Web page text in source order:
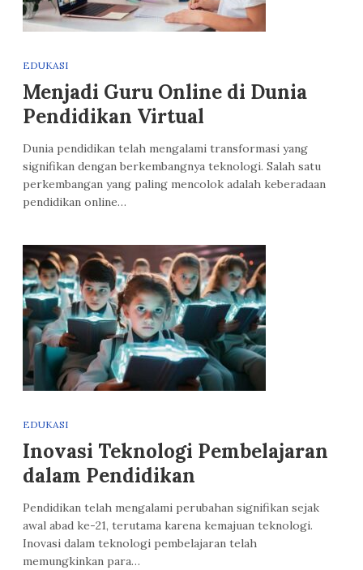
EDUKASI
Menjadi Guru Online di Dunia
Pendidikan Virtual
Dunia pendidikan telah mengalami transformasi yang
signifikan dengan berkembangnya teknologi. Salah satu
perkembangan yang paling mencolok adalah keberadaan
pendidikan online…
EDUKASI
Inovasi Teknologi Pembelajaran
dalam Pendidikan
Pendidikan telah mengalami perubahan signifikan sejak
awal abad ke-21, terutama karena kemajuan teknologi.
Inovasi dalam teknologi pembelajaran telah
memungkinkan para…